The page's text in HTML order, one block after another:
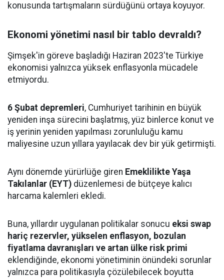
konusunda tartışmaların sürdüğünü ortaya koyuyor.
Ekonomi yönetimi nasıl bir tablo devraldı?
Şimşek'in göreve başladığı Haziran 2023'te Türkiye
ekonomisi yalnızca yüksek enflasyonla mücadele
etmiyordu.
6 Şubat depremleri, Cumhuriyet tarihinin en büyük
yeniden inşa sürecini başlatmış, yüz binlerce konut ve
iş yerinin yeniden yapılması zorunluluğu kamu
maliyesine uzun yıllara yayılacak dev bir yük getirmişti.
Aynı dönemde yürürlüğe giren Emeklilikte Yaşa
Takılanlar (EYT) düzenlemesi de bütçeye kalıcı
harcama kalemleri ekledi.
Buna, yıllardır uygulanan politikalar sonucu eksi swap
hariç rezervler, yükselen enflasyon, bozulan
fiyatlama davranışları ve artan ülke risk primi
eklendiğinde, ekonomi yönetiminin önündeki sorunlar
yalnızca para politikasıyla çözülebilecek boyutta